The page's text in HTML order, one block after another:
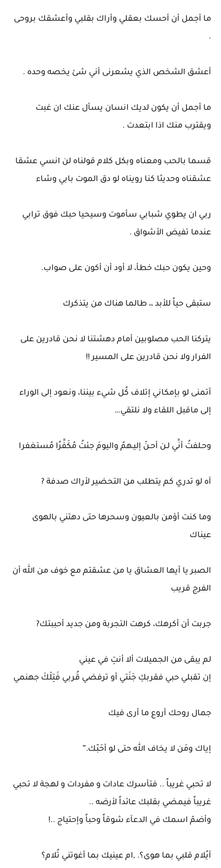
ما أجمل أن أحسك بعقلي وأراك بقلبي وأعشقك بروحى
.
أعشق الشخص الذي يشعرنى أني شئ يخصه وحده .
ما أجمل أن يكون لديك انسان يسأل عنك ان غبت
ويقترب منك اذا ابتعدت .
قسما بالحب ومعناه وبكل كلام قولناه لن انسي عشقا
عشقناه وحديثا كنا رويناه لو دق الموت بابي وشاء
ربي ان يطوي شبابي سأموت وسيحيا حبك فوق ترابي
عندما تفيض الأشواق .
وحين يكون حبك خطأ، لا أود أن أكون على صواب.
‏ستبقى حياً للأبد ،، طالما هناك من يتذكرك
يتركنا الحب مصلوبين أمام دهشتنا لا نحن قادرين على
الفرار ولا نحن قادرين على المسير !!
أتمنى لو بإمكاني إتلاف كُل شيء بيننا، ونعود إلى الوراء
إلى ماقبل اللقاء ولا نلتقي…
‏وحـلفتُ أنِّي لـن أحـنّ إليـهمُ واليومَ جئتُ مُكَفِّرًا مُستغفرا
آه لو تدري كم يتطلب من التحضير لأراك صدفة ?
وما كنت أؤمن بالعيون وسحرها حتى دهتني بالهوى
عيناك
الصبر يا أيها العشاق يا من عشقتم مع خوف من الله أن
الفرج قريب
جربت أن أكرهك، كرهت التجربة ومن جديد أحببتك?
لم يبقى من الجميلات ألا أنتِ في عيني
إن تقبلي حبي فقربكِ جَنَتي أو ترفضي قُربي فَتِلْكَ جهنمي
جمال روحك أروع ما أرى فيك
إياك ومَن لا يخاف الله حتى لو أحَبّك.”
لا تحبي غريباً .. فتأسرك عادات و مفردات و لهجة لا تحبي
غريباً فيمضي بقلبك عائداً لأرضه ..
وأضمّ اسمك في الدعآء شوقاً وحباً وإحتياج ..!
‏أيُلام قلبي بما هوى؟. ‏,ام عينيك بما أغوتني تُلام؟